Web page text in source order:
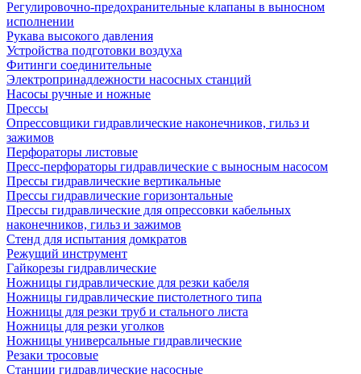
Регулировочно-предохранительные клапаны в выносном
исполнении
Рукава высокого давления
Устройства подготовки воздуха
Фитинги соединительные
Электропринадлежности насосных станций
Насосы ручные и ножные
Прессы
Опрессовщики гидравлические наконечников, гильз и
зажимов
Перфораторы листовые
Пресс-перфораторы гидравлические с выносным насосом
Прессы гидравлические вертикальные
Прессы гидравлические горизонтальные
Прессы гидравлические для опрессовки кабельных
наконечников, гильз и зажимов
Стенд для испытания домкратов
Режущий инструмент
Гайкорезы гидравлические
Ножницы гидравлические для резки кабеля
Ножницы гидравлические пистолетного типа
Ножницы для резки труб и стального листа
Ножницы для резки уголков
Ножницы универсальные гидравлические
Резаки тросовые
Станции гидравлические насосные